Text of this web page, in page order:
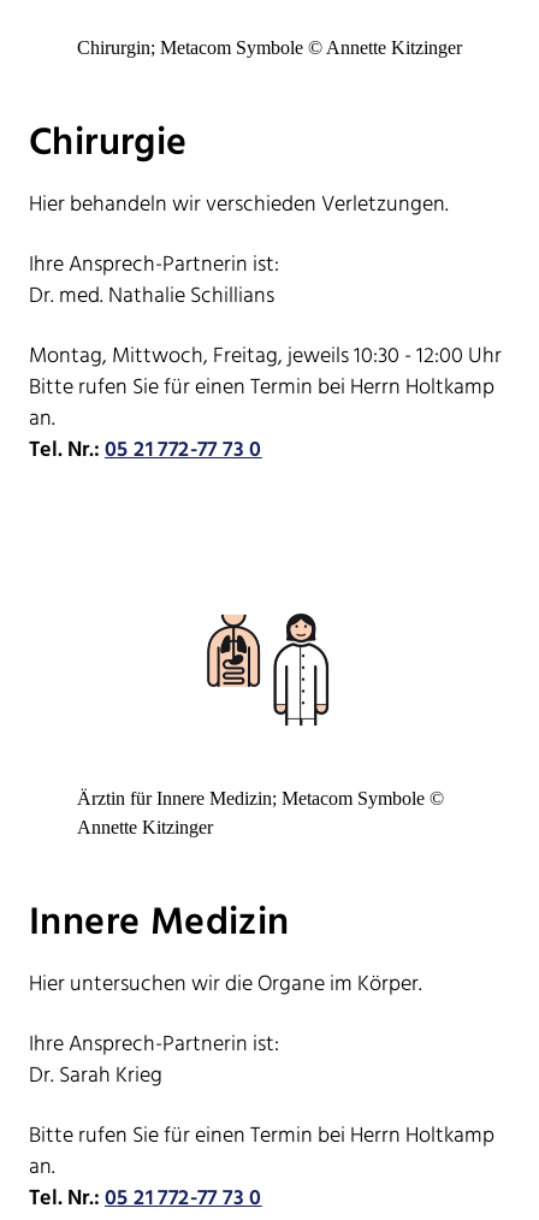
Chirurgin; Metacom Symbole © Annette Kitzinger
Chirurgie
Hier behandeln wir verschieden Verletzungen.
Ihre Ansprech-Partnerin ist:
Dr. med. Nathalie Schillians
Montag, Mittwoch, Freitag, jeweils 10:30 - 12:00 Uhr
Bitte rufen Sie für einen Termin bei Herrn Holtkamp
an.
Tel. Nr.:05 21 772-77 73 0
Ärztin für Innere Medizin; Metacom Symbole ©
Annette Kitzinger
Innere Medizin
Hier untersuchen wir die Organe im Körper.
Ihre Ansprech-Partnerin ist:
Dr. Sarah Krieg
Bitte rufen Sie für einen Termin bei Herrn Holtkamp
an.
Tel. Nr.:05 21 772-77 73 0